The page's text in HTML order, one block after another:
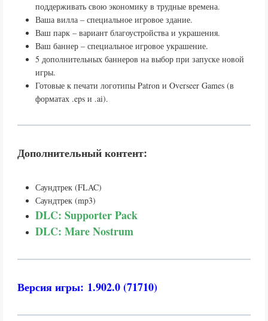
поддерживать свою экономику в трудные времена.
Ваша вилла – специальное игровое здание.
Ваш парк – вариант благоустройства и украшения.
Ваш баннер – специальное игровое украшение.
5 дополнительных баннеров на выбор при запуске новой
игры.
Готовые к печати логотипы Patron и Overseer Games (в
форматах .eps и .ai).
Дополнительный контент:
Саундтрек (FLAC)
Саундтрек (mp3)
DLC: Supporter Pack
DLC: Mare Nostrum
Версия игры: 1.902.0 (71710)